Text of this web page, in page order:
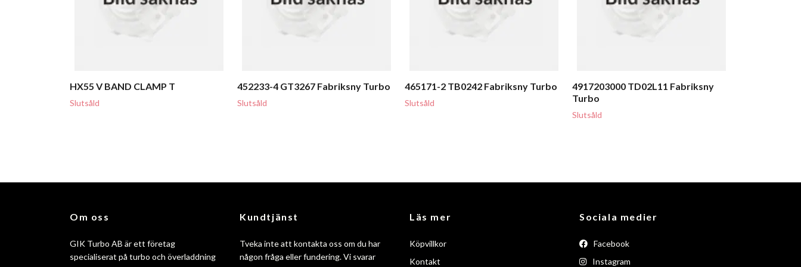
HX55 V BAND CLAMP T
Slutsåld
452233-4 GT3267 Fabriksny Turbo
Slutsåld
465171-2 TB0242 Fabriksny Turbo
Slutsåld
4917203000 TD02L11 Fabriksny
Turbo
Slutsåld
Om oss
GIK Turbo AB är ett företag
specialiserat på turbo och överladdning
Kundtjänst
Tveka inte att kontakta oss om du har
någon fråga eller fundering. Vi svarar
Läs mer
Köpvillkor
Kontakt
Sociala medier
Facebook
Instagram